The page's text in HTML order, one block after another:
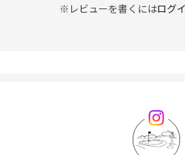
※レビューを書くにはログ